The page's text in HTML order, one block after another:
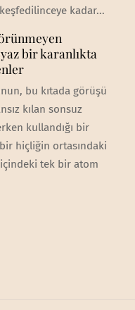
kadar...
bir karanlıkta
bu kıtada görüşü
kılan sonsuz
kullandığı bir
hiçliğin ortasındaki
tek bir atom